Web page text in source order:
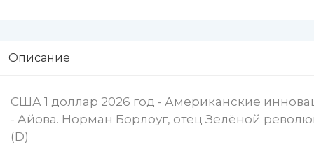
Описание
США 1 доллар 2026 год - Американские
- Айова. Норман Борлоуг, отец Зелёной
(D)